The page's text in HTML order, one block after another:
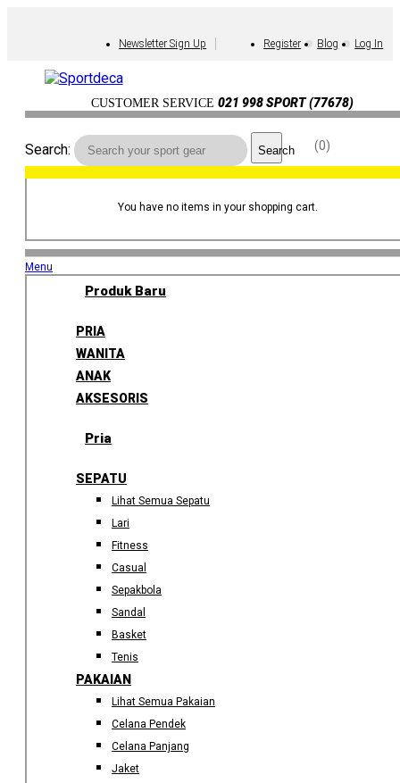
Newsletter Sign Up Register Blog Log In
CUSTOMER SERVICE 021 998 SPORT (77678)
0
Search: Search
You have no items in your shopping cart.
Menu
Produk Baru
PRIA
WANITA
ANAK
AKSESORIS
Pria
SEPATU
Lihat Semua Sepatu
Lari
Fitness
Casual
Sepakbola
Sandal
Basket
Tenis
PAKAIAN
Lihat Semua Pakaian
Celana Pendek
Celana Panjang
Jaket